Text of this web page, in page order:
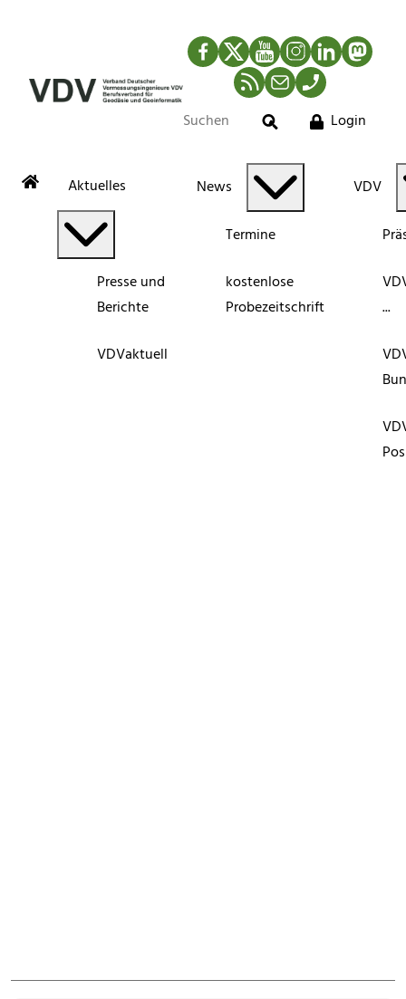
Facebook
TwitterYouTubeInstagram
LinkedIn
RSS-Newsfeed
MailTelefon
Suche
Login
Aktuelles
Presse und
Berichte
VDVaktuell
News
Termine
kostenlose
Probezeitschrift
VDV
...